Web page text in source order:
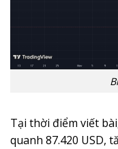
Tại thời điểm viết
quanh 87.420 USD,